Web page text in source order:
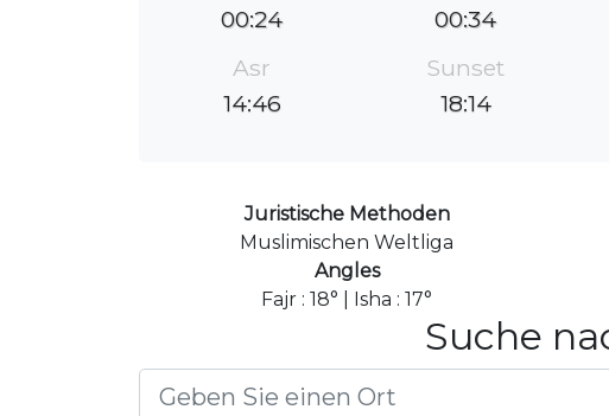
00:24
00:34
Asr
14:46
Sunset
18:14
Juristische Methoden
Muslimischen Weltliga
Angles
Fajr : 18° | Isha : 17°
Suche